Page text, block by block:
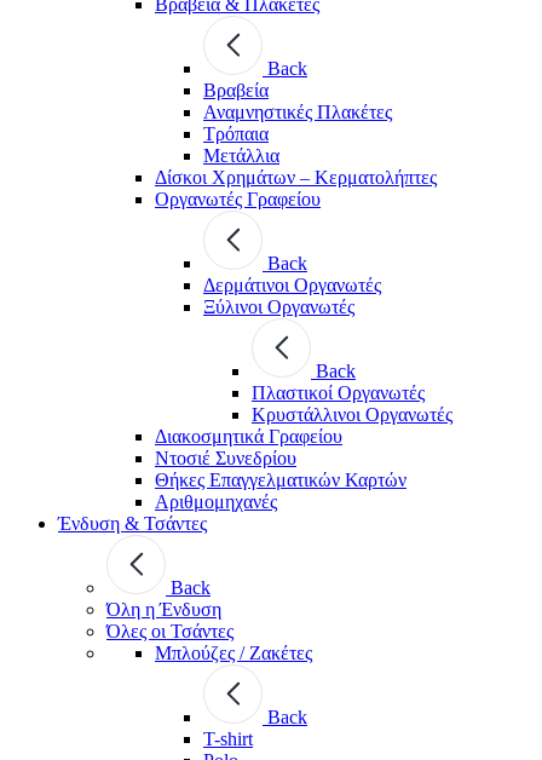
Back
Βραβεία
Αναμνηστικές Πλακέτες
Τρόπαια
Μετάλλια
Δίσκοι Χρημάτων – Κερματολήπτες
Οργανωτές Γραφείου
Back
Δερμάτινοι Οργανωτές
Ξύλινοι Οργανωτές
Back
Πλαστικοί Οργανωτές
Κρυστάλλινοι Οργανωτές
Διακοσμητικά Γραφείου
Ντοσιέ Συνεδρίου
Θήκες Επαγγελματικών Καρτών
Αριθμομηχανές
Ένδυση & Τσάντες
Back
Όλη η Ένδυση
Όλες οι Τσάντες
Μπλούζες / Ζακέτες
Back
T-shirt